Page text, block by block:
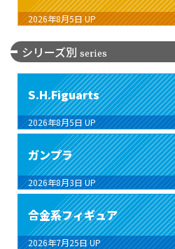
2026年8月5日 UP
シリーズ別 series
S.H.Figuarts
2026年8月5日 UP
ガンプラ
2026年8月3日 UP
合金系フィギュア
2026年7月25日 UP